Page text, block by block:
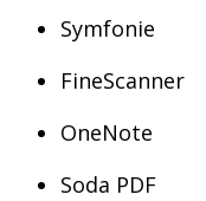
Symfonie
FineScanner
OneNote
Soda PDF